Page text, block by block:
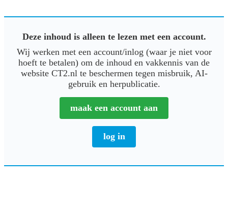
Deze inhoud is alleen te lezen met een account.
Wij werken met een account/inlog (waar je niet voor
hoeft te betalen) om de inhoud en vakkennis van de
website CT2.nl te beschermen tegen misbruik, AI-
gebruik en herpublicatie.
maak een account aan
log in